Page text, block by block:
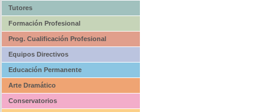
Tutores
Formación Profesional
Prog. Cualificación Profesional
Equipos Directivos
Educación Permanente
Arte Dramático
Conservatorios